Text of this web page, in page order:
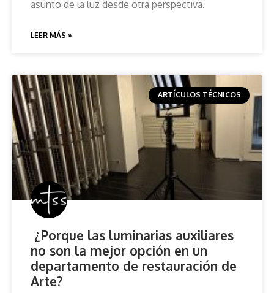
asunto de la luz desde otra perspectiva.
LEER MÁS »
ARTÍCULOS TÉCNICOS
¿Porque las luminarias auxiliares
no son la mejor opción en un
departamento de restauración de
Arte?